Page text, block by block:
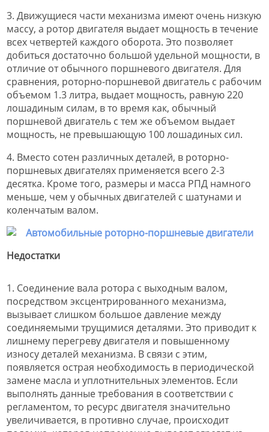
3. Движущиеся части механизма имеют очень низкую
массу, а ротор двигателя выдает мощность в течение
всех четвертей каждого оборота. Это позволяет
добиться достаточно большой удельной мощности, в
отличие от обычного поршневого двигателя. Для
сравнения, роторно-поршневой двигатель с рабочим
объемом 1.3 литра, выдает мощность, равную 220
лошадиным силам, в то время как, обычный
поршневой двигатель с тем же объемом выдает
мощность, не превышающую 100 лошадиных сил.
4. Вместо сотен различных деталей, в роторно-
поршневых двигателях применяется всего 2-3
десятка. Кроме того, размеры и масса РПД намного
меньше, чем у обычных двигателей с шатунами и
коленчатым валом.
Недостатки
1. Соединение вала ротора с выходным валом,
посредством эксцентрированного механизма,
вызывает слишком большое давление между
соединяемыми трущимися деталями. Это приводит к
лишнему перегреву двигателя и повышенному
износу деталей механизма. В связи с этим,
появляется острая необходимость в периодической
замене масла и уплотнительных элементов. Если
выполнять данные требования в соответствии с
регламентом, то ресурс двигателя значительно
увеличивается, в противно случае, происходит